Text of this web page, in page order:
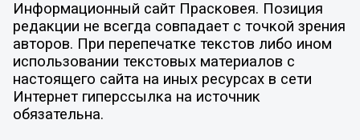
Информационный сайт Прасковея. Позиция
редакции не всегда совпадает с точкой зрения
авторов. При перепечатке текстов либо ином
использовании текстовых материалов с
настоящего сайта на иных ресурсах в сети
Интернет гиперссылка на источник
обязательна.